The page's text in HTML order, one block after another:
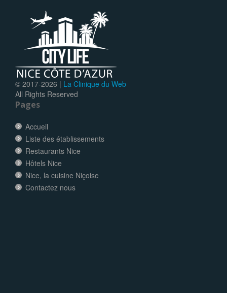
© 2017-2026 | La Clinique du Web
All Rights Reserved
Pages
Accueil
Liste des établissements
Restaurants Nice
Hôtels Nice
Nice, la cuisine Niçoise
Contactez nous